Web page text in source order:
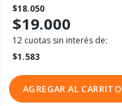
$18.050
$19.000
12 cuotas sin interés de:
$1.583
AGREGAR AL CARRITO